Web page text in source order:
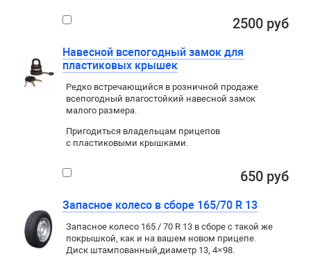
2500 руб
Навесной всепогодный замок для
пластиковых крышек
Редко встречающийся в розничной продаже
всепогодный влагостойкий навесной замок
малого размера.
Пригодиться владельцам прицепов
с пластиковыми крышками.
650 руб
Запасное колесо в сборе 165/70 R 13
Запасное колесо 165 / 70 R 13 в сборе с такой же
покрышкой,как и на вашем новом прицепе.
Диск штампованный,диаметр 13, 4×98.